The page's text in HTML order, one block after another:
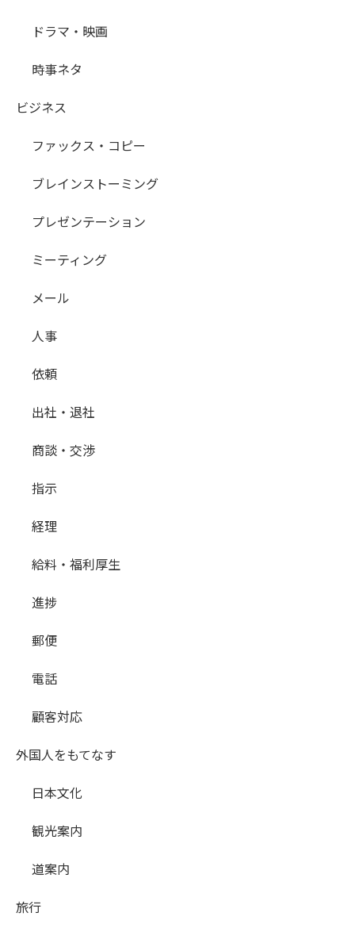
ドラマ・映画
時事ネタ
ビジネス
ファックス・コピー
ブレインストーミング
プレゼンテーション
ミーティング
メール
人事
依頼
出社・退社
商談・交渉
指示
経理
給料・福利厚生
進捗
郵便
電話
顧客対応
外国人をもてなす
日本文化
観光案内
道案内
旅行